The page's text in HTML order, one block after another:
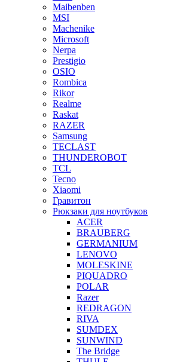
Maibenben
MSI
Machenike
Microsoft
Nerpa
Prestigio
OSIO
Rombica
Rikor
Realme
Raskat
RAZER
Samsung
TECLAST
THUNDEROBOT
TCL
Tecno
Xiaomi
Гравитон
Рюкзаки для ноутбуков
ACER
BRAUBERG
GERMANIUM
LENOVO
MOLESKINE
PIQUADRO
POLAR
Razer
REDRAGON
RIVA
SUMDEX
SUNWIND
The Bridge